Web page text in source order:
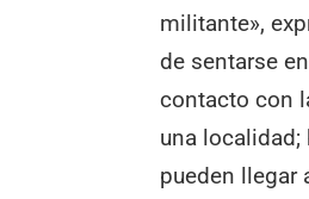
militante»,
de sentarse
contacto con
una localidad;
pueden llegar